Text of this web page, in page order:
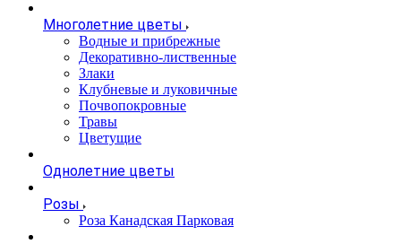
Многолетние цветы
Водные и прибрежные
Декоративно-лиственные
Злаки
Клубневые и луковичные
Почвопокровные
Травы
Цветущие
Однолетние цветы
Розы
Роза Канадская Парковая